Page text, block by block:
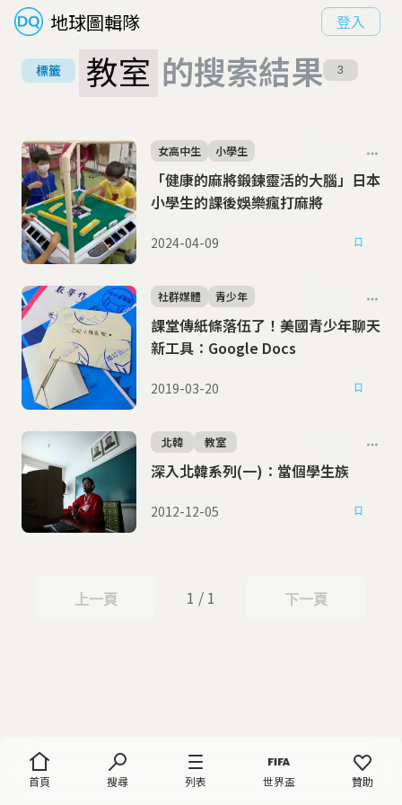
地球圖輯隊 登入
首頁 搜尋 列表 世界盃 贊助
標籤 教室 的搜索結果 3
「健康的麻將鍛鍊靈活的大腦」日本
小學生的課後娛樂瘋打麻將
女高中生 小學生
2024-04-09
課堂傳紙條落伍了！美國青少年聊天
新工具：Google Docs
社群媒體 青少年
2019-03-20
深入北韓系列(一)：當個學生族
北韓 教室
2012-12-05
上一頁
上一頁 1 / 1 下一頁
下一頁